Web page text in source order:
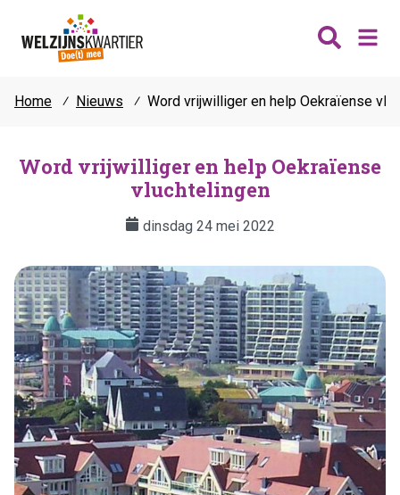
Noordwijk
Lisse
Teylingen
Jongeren
Vrijwilligers
Fit & vitaal
Mantelzorg
Verhuur
Contact
Home ⁄ Nieuws ⁄ Word vrijwilliger en help Oekraïense
Word vrijwilliger en help Oekraïense
vluchtelingen
dinsdag 24 mei 2022